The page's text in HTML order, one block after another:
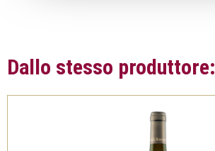
Dallo stesso produttore: